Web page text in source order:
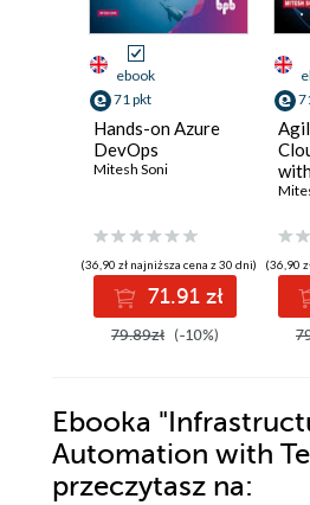
ebook
71 pkt
Hands-on Azure
DevOps
Mitesh Soni
(36,90 zł najniższa cena z 30 dni)
71.91 zł
79.89zł (-10%)
(36,90
Ebooka
Automation with
przeczytasz na: